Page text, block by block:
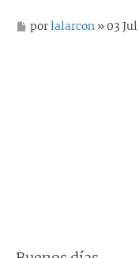
M
porlalarcon » 03